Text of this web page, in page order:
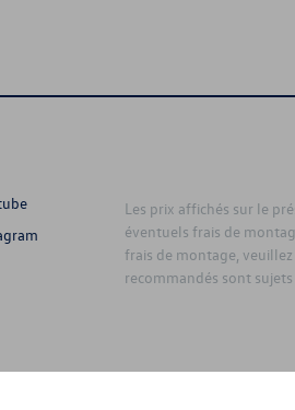
Les prix affichés sur le
éventuels frais de
frais de montage,
recommandés sont sujets